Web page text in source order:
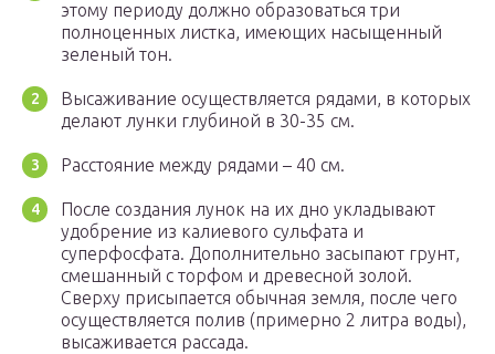
этому периоду должно образоваться три
полноценных листка, имеющих насыщенный
зеленый тон.
Высаживание осуществляется рядами, в которых
делают лунки глубиной в 30-35 см.
Расстояние между рядами – 40 см.
После создания лунок на их дно укладывают
удобрение из калиевого сульфата и
суперфосфата. Дополнительно засыпают грунт,
смешанный с торфом и древесной золой.
Сверху присыпается обычная земля, после чего
осуществляется полив (примерно 2 литра воды),
высаживается рассада.